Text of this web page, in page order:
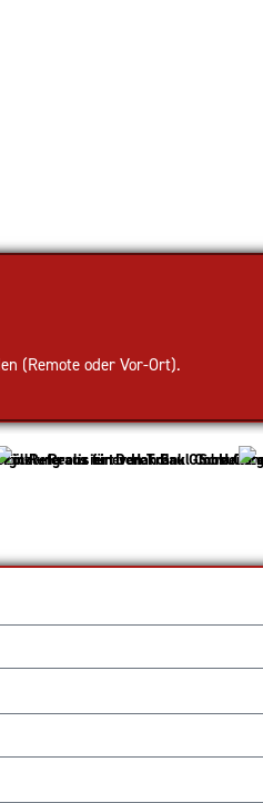
(Remote oder Vor-Ort).